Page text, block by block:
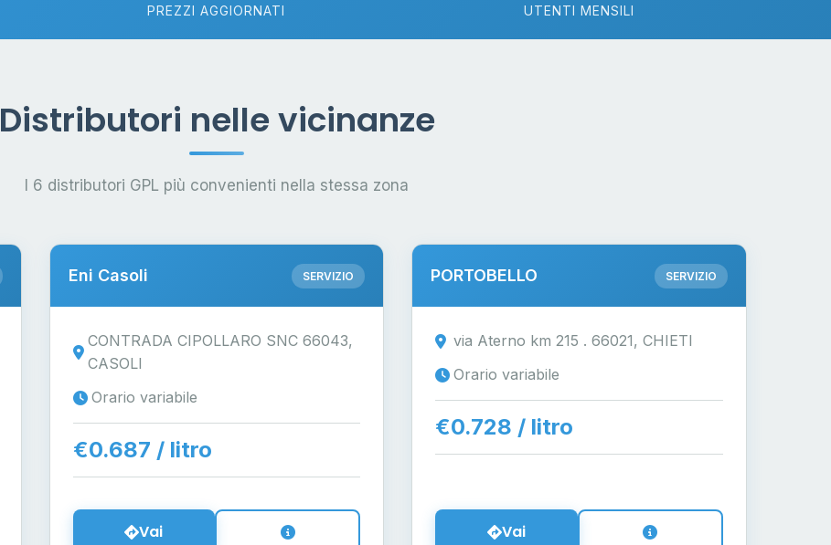
PREZZI AGGIORNATI UTENTI MENSILI
Distributori nelle vicinanze
I 6 distributori GPL più convenienti nella stessa zona
Eni Casoli SERVIZIO
CONTRADA CIPOLLARO SNC 66043,
CASOLI
Orario variabile
€0.687 / litro
Vai
PORTOBELLO SERVIZIO
via Aterno km 215 . 66021, CHIETI
Orario variabile
€0.728 / litro
Vai